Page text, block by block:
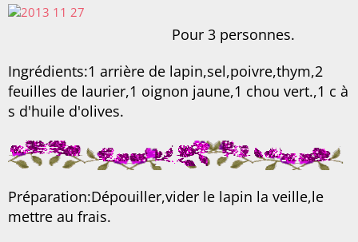
Pour 3 personnes.
Ingrédients:1 arrière de lapin,sel,poivre,thym,2
feuilles de laurier,1 oignon jaune,1 chou vert.,1 c à
s d'huile d'olives.
Préparation:Dépouiller,vider le lapin la veille,le
mettre au frais.